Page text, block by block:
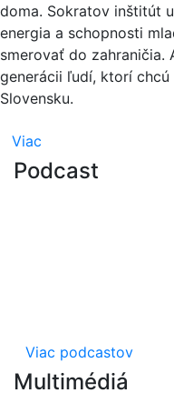
doma. Sokratov inštitút
energia a schopnosti
smerovať do
generácii ľudí, ktorí
Slovensku.
Viac
Podcast
Viac podcastov
Multimédiá